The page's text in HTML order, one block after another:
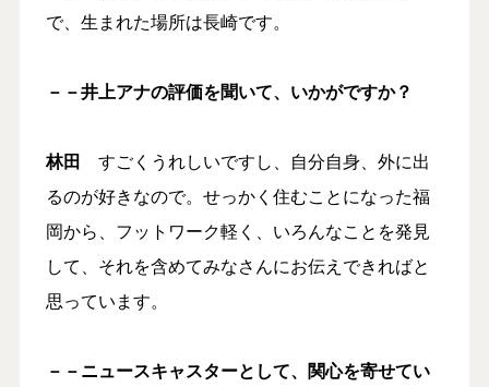
で、生まれた場所は長崎です。
－－井上アナの評価を聞いて、いかがですか？
林田 すごくうれしいですし、自分自身、外に出
るのが好きなので。せっかく住むことになった福
岡から、フットワーク軽く、いろんなことを発見
して、それを含めてみなさんにお伝えできればと
思っています。
－－ニュースキャスターとして、関心を寄せてい